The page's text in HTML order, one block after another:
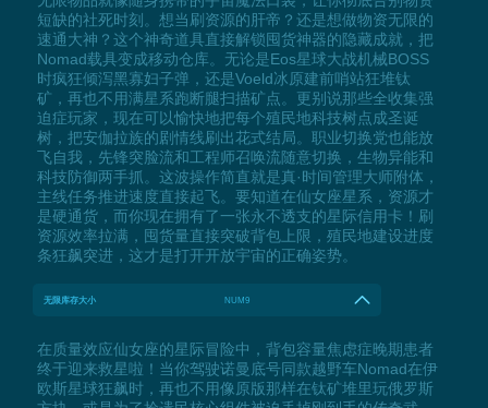
短缺的社死时刻。想当刷资源的肝帝？还是想做物资无限的
速通大神？这个神奇道具直接解锁囤货神器的隐藏成就，把
Nomad载具变成移动仓库。无论是Eos星球大战机械BOSS
时疯狂倾泻黑寡妇子弹，还是Voeld冰原建前哨站狂堆钛
矿，再也不用满星系跑断腿扫描矿点。更别说那些全收集强
迫症玩家，现在可以愉快地把每个殖民地科技树点成圣诞
树，把安伽拉族的剧情线刷出花式结局。职业切换党也能放
飞自我，先锋突脸流和工程师召唤流随意切换，生物异能和
科技防御两手抓。这波操作简直就是真·时间管理大师附体，
主线任务推进速度直接起飞。要知道在仙女座星系，资源才
是硬通货，而你现在拥有了一张永不透支的星际信用卡！刷
资源效率拉满，囤货量直接突破背包上限，殖民地建设进度
条狂飙突进，这才是打开开放宇宙的正确姿势。
无限库存大小 NUM9
在质量效应仙女座的星际冒险中，背包容量焦虑症晚期患者
终于迎来救星啦！当你驾驶诺曼底号同款越野车Nomad在伊
欧斯星球狂飙时，再也不用像原版那样在钛矿堆里玩俄罗斯